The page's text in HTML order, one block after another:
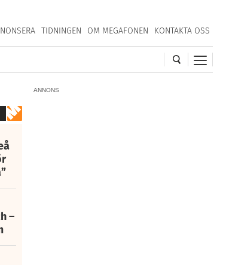
TIDNINGEN OM MEGAFONEN KONTAKTA OSS
ANNONS
–